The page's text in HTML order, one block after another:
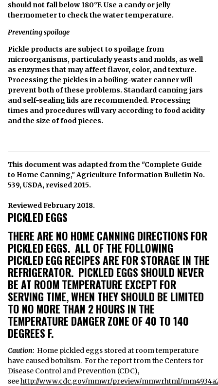
should not fall below 180°F. Use a candy or jelly
thermometer to check the water temperature.
Preventing spoilage
Pickle products are subject to spoilage from
microorganisms, particularly yeasts and molds, as well
as enzymes that may affect flavor, color, and texture.
Processing the pickles in a boiling-water canner will
prevent both of these problems. Standard canning jars
and self-sealing lids are recommended. Processing
times and procedures will vary according to food acidity
and the size of food pieces.
This document was adapted from the "Complete Guide
to Home Canning," Agriculture Information Bulletin No.
539, USDA, revised 2015.
Reviewed February 2018.
PICKLED EGGS
THERE ARE NO HOME CANNING DIRECTIONS FOR
PICKLED EGGS. ALL OF THE FOLLOWING
PICKLED EGG RECIPES ARE FOR STORAGE IN THE
REFRIGERATOR. PICKLED EGGS SHOULD NEVER
BE AT ROOM TEMPERATURE EXCEPT FOR
SERVING TIME, WHEN THEY SHOULD BE LIMITED
TO NO MORE THAN 2 HOURS IN THE
TEMPERATURE DANGER ZONE OF 40 TO 140
DEGREES F.
Caution: Home pickled eggs stored at room temperature
have caused botulism. For the report from the Centers for
Disease Control and Prevention (CDC),
seehttp://www.cdc.gov/mmwr/preview/mmwrhtml/